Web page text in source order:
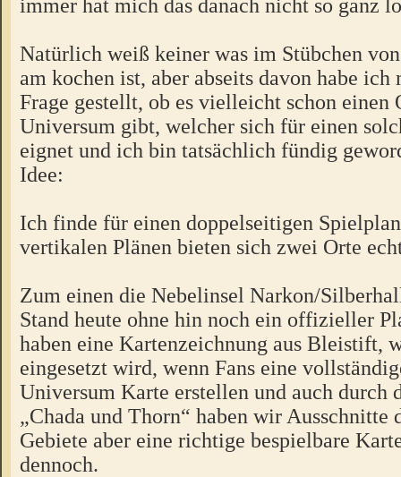
Natürlich weiß keiner was im Stübchen
am kochen ist, aber abseits davon habe
Frage gestellt, ob es vielleicht schon einen
Universum gibt, welcher sich für einen
eignet und ich bin tatsächlich fündig
Idee:
Ich finde für einen doppelseitigen
vertikalen Plänen bieten sich zwei Orte
Zum einen die Nebelinsel Narkon/
Stand heute ohne hin noch ein offizieller
haben eine Kartenzeichnung aus Bleistift,
eingesetzt wird, wenn Fans eine
Universum Karte erstellen und auch durch
„Chada und Thorn“ haben wir Ausschnitte
Gebiete aber eine richtige bespielbare
dennoch.